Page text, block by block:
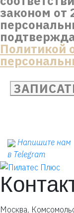
законом от
Политикой
Напишите нам
в Telegram
Москва,